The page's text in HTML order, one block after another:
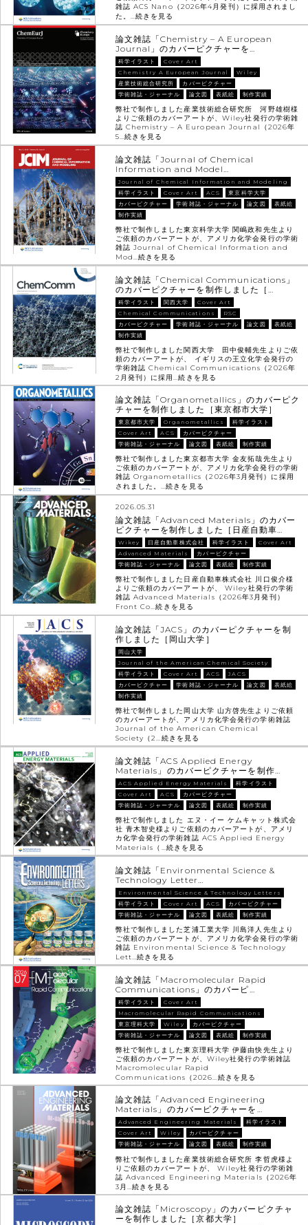
雑誌 ACS Nano（2026年4月発刊）に採用されまし
た。…続きを見る
論文雑誌「Chemistry – A European
Journal」のカバーピクチャーを…
科学イラスト
Cover Art
Chemistry A European Journal
Wiley
産業技術総合研究所
カバーピクチャー
学術雑誌・ジャーナル
論文図 表紙絵 制作実績
弊社で制作しました産業技術総合研究所 河野雄樹様
よりご依頼のカバーアートが、Wiley社発行の学術雑
誌 Chemistry – A European Journal（2026年
5…続きを見る
論文雑誌「Journal of Chemical
Information and Model…
Journal of Chemical Information and Modeling
科学イラスト
Cover Art ACS
東京科学大学
カバーピクチャー
学術雑誌・ジャーナル 論文図
表紙絵
制作実績
弊社で制作しました東京科学大学 関嶋政和先生より
ご依頼のカバーアートが、アメリカ化学会発行の学術
雑誌 Journal of Chemical Information and
Mod…続きを見る
論文雑誌「Chemical Communications」
のカバーピクチャーを制作しました［…
科学イラスト 関西大学
Cover Art
Chemical Communications
RSC
カバーピクチャー
学術雑誌・ジャーナル 論文図
表紙絵
制作実績
弊社で制作しました関西大学 田中俊輔先生よりご依
頼のカバーアートが、 イギリスの王立化学会発行の
学術雑誌 Chemical Communications（2026年
2月発刊）に採用…続きを見る
論文雑誌「Organometallics」のカバーピク
チャーを制作しました［東京都市大学］
東京都市大学 Organometallics
科学イラスト
Cover Art
ACS
カバーピクチャー
学術雑誌・ジャーナル
論文図 表紙絵 制作実績
弊社で制作しました東京都市大学 金友拓哉先生より
ご依頼のカバーアートが、アメリカ化学会発行の学術
雑誌 Organometallics（2026年3月発刊）に採用
されました。…続きを見る
2026.05.31
論文雑誌「Advanced Materials」のカバー
ピクチャーを制作しました［日産自動車…
Wikey 日産自動車株式会社 科学イラスト
Cover Art
Advanced Materials
カバーピクチャー
学術雑誌・ジャーナル
論文図 表紙絵 制作実績
弊社で制作しました日産自動車株式会社 川口俊介様
よりご依頼のカバーアートが、 Wiley社発行の学術
雑誌 Advanced Materials（2026年3月発刊）
Front Co…続きを見る
論文雑誌「JACS」のカバーピクチャーを制
作しました［岡山大学］
岡山大学
Journal of the American Chemical Society
科学イラスト
Cover Art ACS
JACS
カバーピクチャー
学術雑誌・ジャーナル 論文図
表紙絵
制作実績
弊社で制作しました岡山大学 山方啓先生よりご依頼
のカバーアートが、アメリカ化学会発行の学術雑誌
Journal of the American Chemical
Society（2…続きを見る
論文雑誌「ACS Applied Energy
Materials」のカバーピクチャーを制作…
ACS Applied Energy Materials
科学イラスト
Cover Art
ACS
カバーピクチャー
学術雑誌・ジャーナル
論文図 表紙絵 制作実績
弊社で制作しました エヌ・イー ケムキャット株式会
社 青木智史様よりご依頼のカバーアートが、アメリ
カ化学会発行の学術雑誌 ACS Applied Energy
Materials（…続きを見る
論文雑誌「Environmental Science &
Technology Letter…
Environmental Science & Technology Letters
科学イラスト
Cover Art ACS
カバーピクチャー
学術雑誌・ジャーナル
論文図 表紙絵 制作実績
弊社で制作しました芝浦工業大学 川島洋人先生より
ご依頼のカバーアートが、アメリカ化学会発行の学術
雑誌 Environmental Science & Technology
Lett…続きを見る
論文雑誌「Macromolecular Rapid
Communications」のカバーピ…
科学イラスト
Cover Art
Macromolecular Rapid Communications
東京理科大学
Wiley
カバーピクチャー
学術雑誌・ジャーナル
論文図 表紙絵 制作実績
弊社で制作しました東京理科大学 伊藤由快先生より
ご依頼のカバーアートが、Wiley社発行の学術雑誌
Macromolecular Rapid
Communications（2026…続きを見る
論文雑誌「Advanced Engineering
Materials」のカバーピクチャーを…
Advanced Engineering Materials
科学イラスト
Cover Art
Wiley
カバーピクチャー
学術雑誌・ジャーナル
論文図 表紙絵 制作実績
弊社で制作しました産業技術総合研究所 李哲虎様よ
りご依頼のカバーアートが、 Wiley社発行の学術雑
誌 Advanced Engineering Materials（2026年
3月… 続きを見る
論文雑誌「Microscopy」のカバーピクチャ
ーを制作しました［京都大学］